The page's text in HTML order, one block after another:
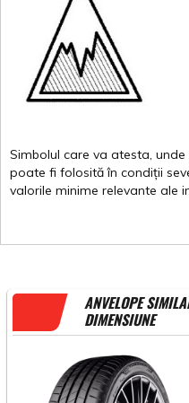
Simbolul care va atesta, unde
poate fi folosită în condiții
valorile minime relevante ale
ANVELOPE
DIMENSIUNE